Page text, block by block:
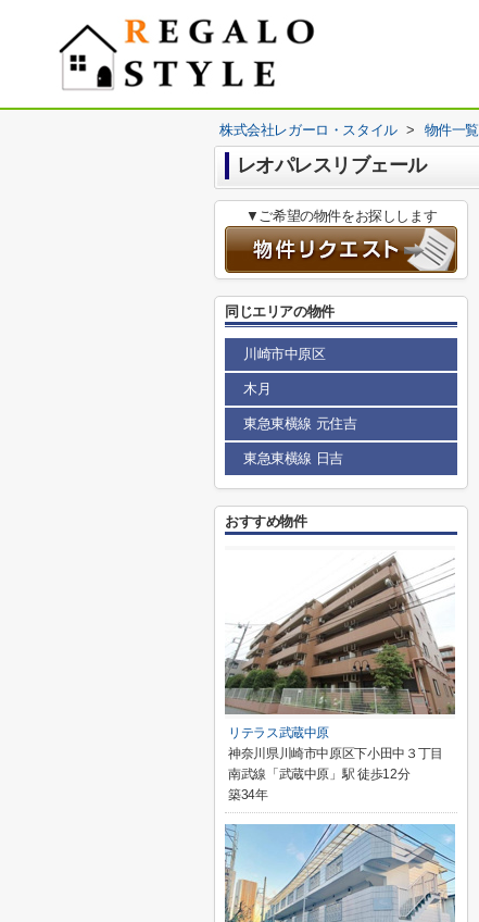
株式会社レガーロ・スタイル > 物件一覧
レオパレスリブェール
▼ご希望の物件をお探しします
同じエリアの物件
川崎市中原区
木月
東急東横線 元住吉
東急東横線 日吉
おすすめ物件
リテラス武蔵中原
神奈川県川崎市中原区下小田中３丁目
南武線「武蔵中原」駅 徒歩12分
築34年